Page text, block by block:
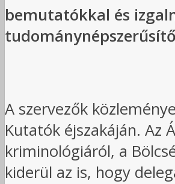
bemutatókkal és
A szervezők
Kutatók éjszakáján. Az
kriminológiáról, a
kiderül az is, hogy